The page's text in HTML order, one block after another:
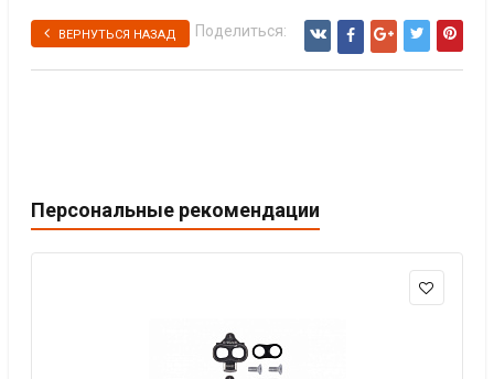
ВЕРНУТЬСЯ НАЗАД Поделиться:
Персональные рекомендации